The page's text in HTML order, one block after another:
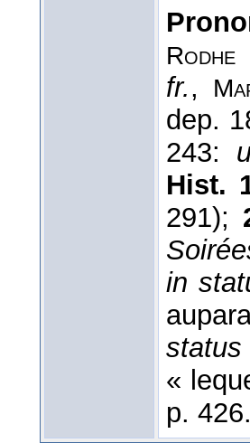
Rodhe
fr.,
dep.
243:
Hist.
291);
in
status
«
p. 426.